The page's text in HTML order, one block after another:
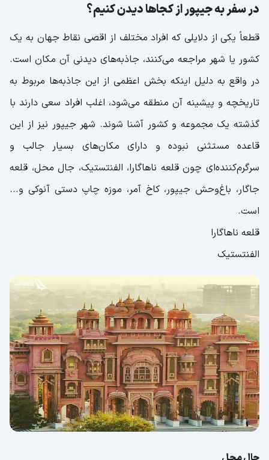
در سفر به جیپور از کجاها دیدن کنیم؟
قطعاً یکی از دلایلی که افراد مختلف از اقصی نقاط جهان به یک
کشور یا شهر مراجعه می‌کنند، جاذبه‌های دیدنی آن مکان است.
در واقع به دلیل اینکه بخش اعظمی از این جاذبه‌ها مربوط به
تاریخچه و پیشینه آن منطقه می‌شود، اغلب افراد سعی دارند با
گذشته یک مجموعه و کشور آشنا شوند. شهر جیپور نیز از این
قاعده مستثنی نبوده و دارای مکان‌های بسیار جالب و
سرگرم‌کننده‌ای چون قلعه ناهاگارا، الفنتستیک، جال محل، قلعه
جاگار، باغ‌وحش جیپور، کاخ آمر، موزه چاپ دستی آنوکی و...
است.
قلعه ناهاگارا
الفنتستیک